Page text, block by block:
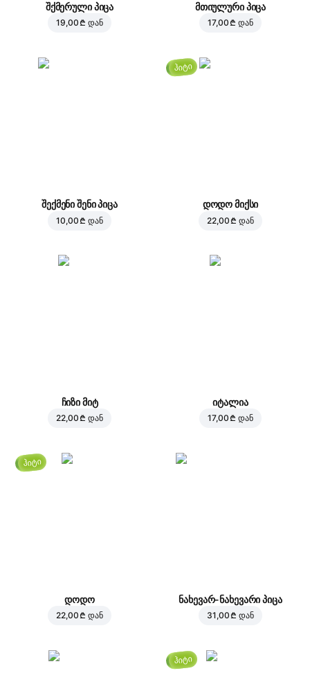
შქმერული პიცა
19,00 ₾ დან
მთიულური პიცა
17,00 ₾ დან
შექმენი შენი პიცა
10,00 ₾ დან
ჰიტი
დოდო მიქსი
22,00 ₾ დან
ჩიზი მიტ
22,00 ₾ დან
იტალია
17,00 ₾ დან
ჰიტი
დოდო
22,00 ₾ დან
ნახევარ-ნახევარი პიცა
31,00 ₾ დან
ჰიტი